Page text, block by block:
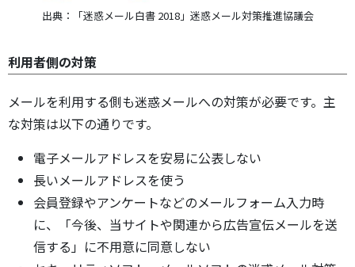
出典：「迷惑メール白書 2018」迷惑メール対策推進協議会
利用者側の対策
メールを利用する側も迷惑メールへの対策が必要です。主
な対策は以下の通りです。
電子メールアドレスを安易に公表しない
長いメールアドレスを使う
会員登録やアンケートなどのメールフォーム入力時
に、「今後、当サイトや関連から広告宣伝メールを送
信する」に不用意に同意しない